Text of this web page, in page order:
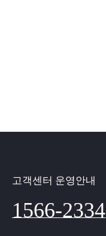
고객센터 운영안내
1566-2334